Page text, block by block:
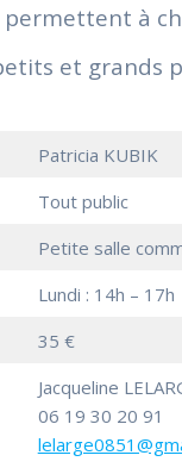
à
et
Patricia KUBIK
Tout public
Petite salle
Lundi : 14h – 17h
35 €
Jacqueline
06 19 30 20 91